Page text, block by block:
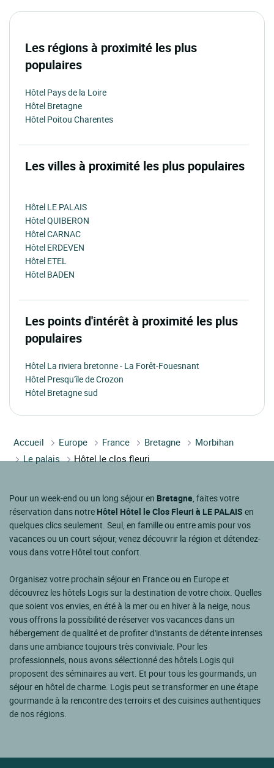
Les régions à proximité les plus
populaires
Hôtel Pays de la Loire
Hôtel Bretagne
Hôtel Poitou Charentes
Les villes à proximité les plus populaires
Hôtel LE PALAIS
Hôtel QUIBERON
Hôtel CARNAC
Hôtel ERDEVEN
Hôtel ETEL
Hôtel BADEN
Les points d'intérêt à proximité les plus
populaires
Hôtel La riviera bretonne - La Forêt-Fouesnant
Hôtel Presqu'île de Crozon
Hôtel Bretagne sud
Accueil Europe France Bretagne
Morbihan
Le palais
Hôtel le clos fleuri
Pour un week-end ou un long séjour en Bretagne, faites votre
réservation dans notre Hôtel Hôtel le Clos Fleuri à LE PALAIS en
quelques clics seulement. Seul, en famille ou entre amis pour vos
vacances ou un court séjour, venez découvrir la région et détendez-
vous dans votre Hôtel tout confort.
Organisez votre prochain séjour en France ou en Europe et
découvrez les hôtels Logis sur la destination de votre choix. Quelles
que soient vos envies, en été à la mer ou en hiver à la neige, nous
vous offrons la possibilité de réserver vos vacances dans un
hébergement de qualité et de profiter d'instants de détente intenses
dans une ambiance toujours très conviviale. Pour les
professionnels, nous avons sélectionné des hôtels Logis qui
proposent des séminaires au vert. Et pour tous les gourmands, un
séjour en hôtel de charme. Logis peut se transformer en une étape
gourmande à la rencontre des terroirs et des cuisines authentiques
de nos régions.